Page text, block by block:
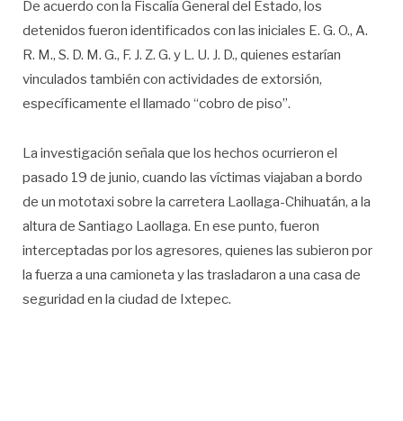
De acuerdo con la Fiscalía General del Estado, los
detenidos fueron identificados con las iniciales E. G. O., A.
R. M., S. D. M. G., F. J. Z. G. y L. U. J. D., quienes estarían
vinculados también con actividades de extorsión,
específicamente el llamado “cobro de piso”.
La investigación señala que los hechos ocurrieron el
pasado 19 de junio, cuando las víctimas viajaban a bordo
de un mototaxi sobre la carretera Laollaga-Chihuatán, a la
altura de Santiago Laollaga. En ese punto, fueron
interceptadas por los agresores, quienes las subieron por
la fuerza a una camioneta y las trasladaron a una casa de
seguridad en la ciudad de Ixtepec.